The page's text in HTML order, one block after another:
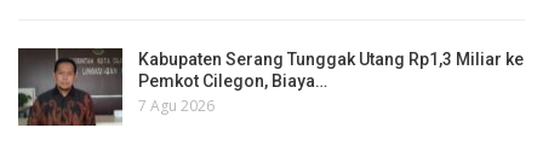
Kabupaten Serang Tunggak Utang Rp1,3 Miliar ke
Pemkot Cilegon, Biaya…
7 Agu 2026